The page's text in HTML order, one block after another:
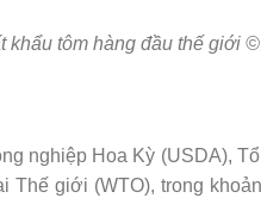
khẩu tôm hàng đầu thế giới
nghiệp Hoa Kỳ (USDA),
giới (WTO), trong